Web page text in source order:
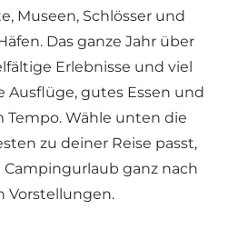
Museen, Schlösser und
Das ganze Jahr über
Erlebnisse und viel
Ausflüge, gutes Essen und
Tempo. Wähle unten die
zu deiner Reise passt,
ganz nach
Vorstellungen.